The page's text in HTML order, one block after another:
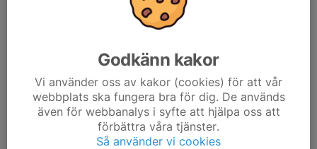
Seniortränig 19.00-21.00
Godkänn kakor
Vi använder oss av kakor (cookies) för att vår
webbplats ska fungera bra för dig. De används
även för webbanalys i syfte att hjälpa oss att
förbättra våra tjänster.
Så använder vi cookies